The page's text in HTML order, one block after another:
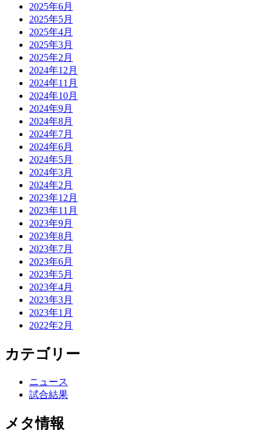
2025年6月
2025年5月
2025年4月
2025年3月
2025年2月
2024年12月
2024年11月
2024年10月
2024年9月
2024年8月
2024年7月
2024年6月
2024年5月
2024年3月
2024年2月
2023年12月
2023年11月
2023年9月
2023年8月
2023年7月
2023年6月
2023年5月
2023年4月
2023年3月
2023年1月
2022年2月
カテゴリー
ニュース
試合結果
メタ情報